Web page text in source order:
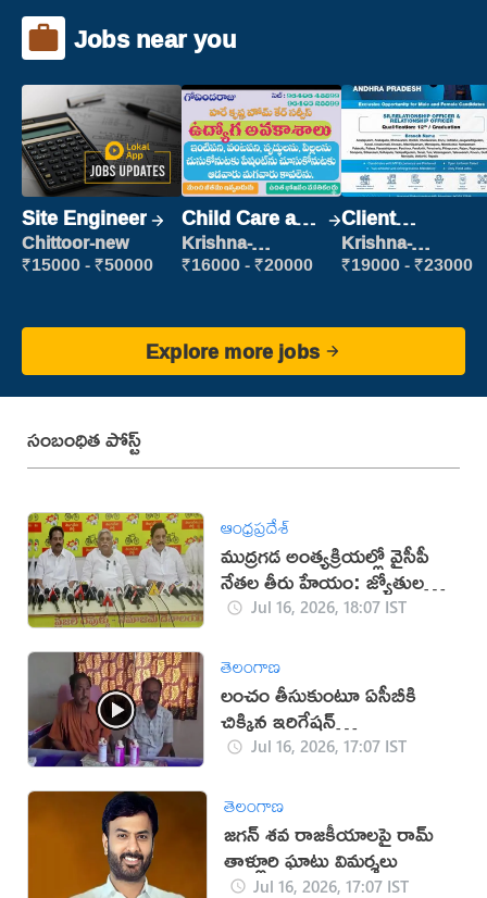
Jobs near you
Site Engineer
Chittoor-new
₹15000 - ₹50000
Child Care and
Patient care
Krishna-
vijayawada
₹16000 - ₹20000
Client
Relationship
Executive
Krishna-
vijayawada
₹19000 - ₹23000
Explore more jobs
సంబంధిత పోస్ట్
ఆంధ్రప్రదేశ్
ముద్రగడ అంత్యక్రియల్లో వైసీపీ
నేతల తీరు హేయం: జ్యోతుల
నెహ్రూJul 16, 2026, 18:07 IST
తెలంగాణ
లంచం తీసుకుంటూ ఏసీబీకి
చిక్కిన ఇరిగేషన్
అధికారులు(వీడియో)
Jul 16, 2026, 17:07 IST
తెలంగాణ
జగన్ శవ రాజకీయాలపై రామ్
తాళ్లూరి ఘాటు విమర్శలు
Jul 16, 2026, 17:07 IST